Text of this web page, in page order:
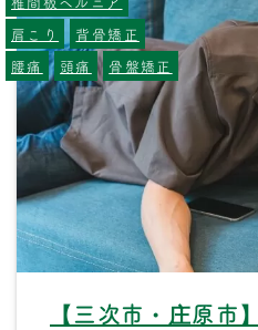
【三次市・庄原市
肩こり
背骨矯正
腰痛
頭痛 骨盤矯正